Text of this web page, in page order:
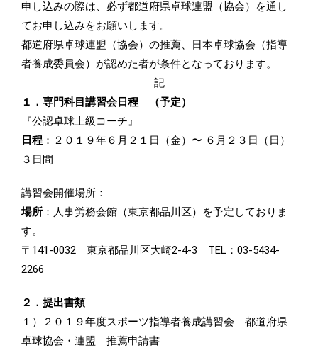
申し込みの際は、必ず都道府県卓球連盟（協会）を通し
てお申し込みをお願いします。
都道府県卓球連盟（協会）の推薦、日本卓球協会（指導
者養成委員会）が認めた者が条件となっております。
記
１．専門科目講習会日程 （予定）
『公認卓球上級コーチ』
日程 ：２０１９年６月２１日（金）〜 ６月２３日（日）
３日間
講習会開催場所：
場所 ：人事労務会館（東京都品川区）を予定しておりま
す。
〒141-0032 東京都品川区大崎2-4-3 TEL：03-5434-
2266
２．提出書類
１）２０１９年度スポーツ指導者養成講習会 都道府県
卓球協会・連盟 推薦申請書